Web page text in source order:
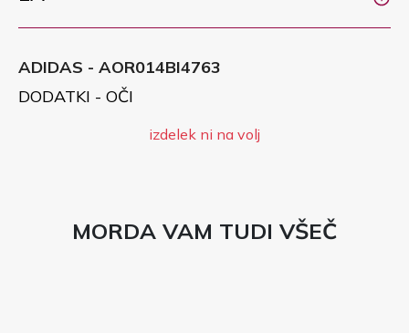
ADIDAS - AOR014BI4763
DODATKI - OČI
izdelek ni na volj
MORDA VAM TUDI VŠEČ